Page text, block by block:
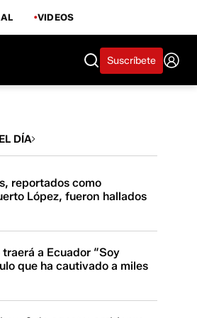
VIDEOS
Suscríbete
DÍA
reportados como
López, fueron hallados
a Ecuador “Soy
que ha cautivado a miles